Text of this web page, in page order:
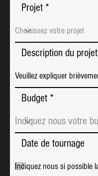
Projet
Description du projet
Budget
Date de tournage